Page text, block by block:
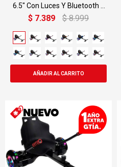
6.5" Con Luces Y Bluetooth +
Asiento Para Hoverboard
$ 7.389 $ 8.999